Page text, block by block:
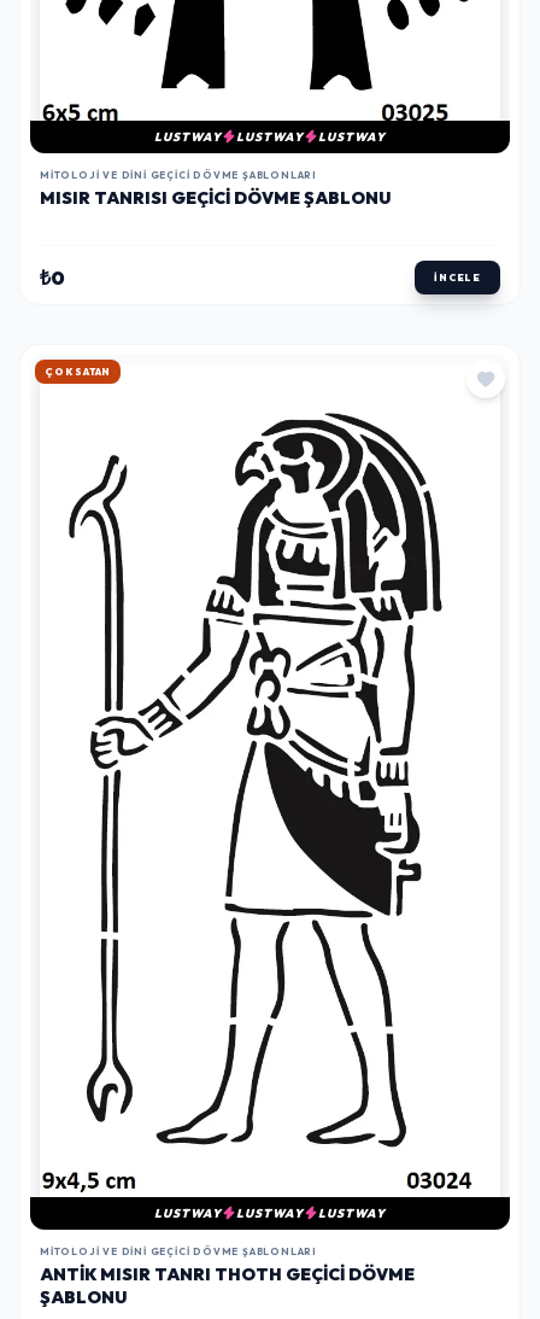
LUSTWAY LUSTWAY LUSTWAY
MITOLOJI VE DINI GEÇICI DÖVME ŞABLONLARI
MISIR TANRISI GEÇICI DÖVME ŞABLONU
₺0 İNCELE
HIZLI KARGO
LUSTWAY LUSTWAY LUSTWAY
MITOLOJI VE DINI GEÇICI DÖVME ŞABLONLARI
ANTIK MISIR TANRI THOTH GEÇICI DÖVME
ŞABLONU